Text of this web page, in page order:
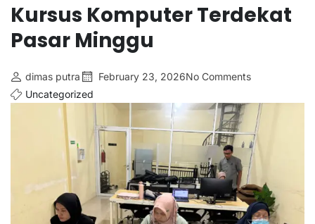
Kursus Komputer Terdekat
Pasar Minggu
dimas putra February 23, 2026No Comments
Uncategorized